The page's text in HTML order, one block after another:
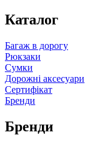
Каталог
Багаж в дорогу
Рюкзаки
Сумки
Дорожні аксесуари
Сертифікат
Бренди
Бренди